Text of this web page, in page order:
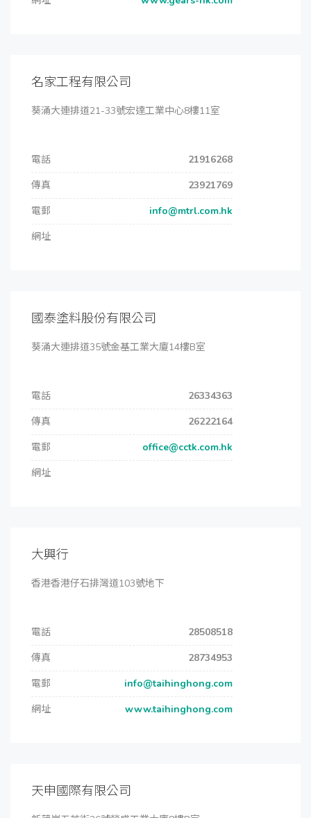
名家工程有限公司
葵涌大連排道21-33號宏達工業中心8樓11室
電話
21916268
傳真
23921769
電郵
info@mtrl.com.hk
網址
國泰塗料股份有限公司
葵涌大連排道35號金基工業大廈14樓B室
電話
26334363
傳真
26222164
電郵
office@cctk.com.hk
網址
大興行
香港香港仔石排灣道103號地下
電話
28508518
傳真
28734953
電郵
info@taihinghong.com
網址
www.taihinghong.com
天申國際有限公司